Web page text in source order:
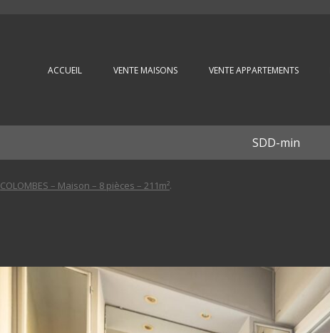
ACCUEIL VENTE MAISONS VENTE APPARTEMENTS
SDD-min
COLOMBES – Maison – 8 pièces – 211m².